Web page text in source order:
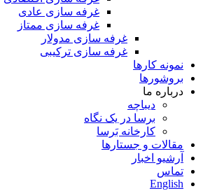
غرفه سازی عادی
غرفه سازی ممتاز
غرفه سازی مدولار
غرفه سازی ترکیبی
نمونه کارها
بروشورها
درباره ما
دیباچه
برسا در یک نگاه
کارخانه بَرسا
مقالات و جستارها
آرشیو اخبار
تماس
English